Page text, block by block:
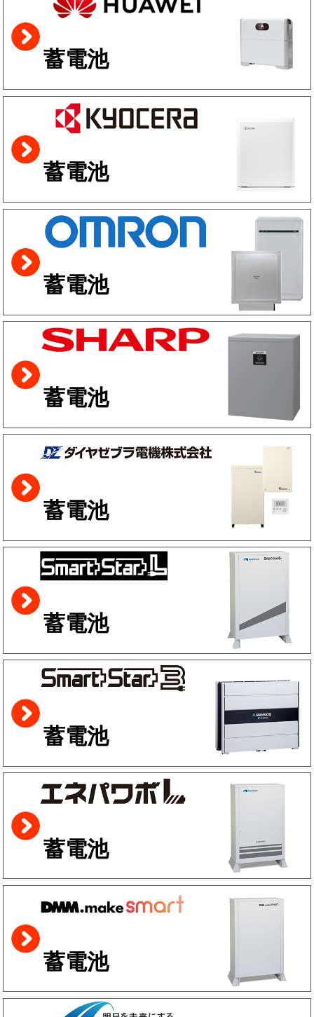
蓄電池
蓄電池
蓄電池
蓄電池
蓄電池
蓄電池
蓄電池
蓄電池
蓄電池